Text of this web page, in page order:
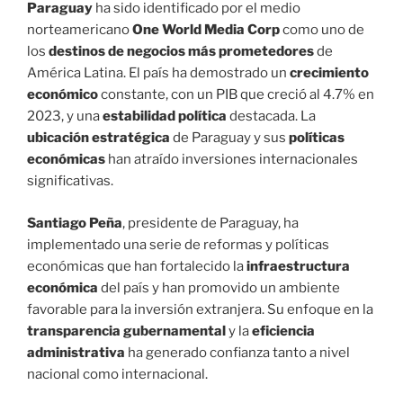
Paraguay ha sido identificado por el medio
norteamericanoOne World Media Corpcomo uno de
los destinos de negocios más prometedoresde
América Latina. El país ha demostrado un crecimiento
económicoconstante, con un PIB que creció al 4.7% en
2023, y unaestabilidad política destacada. La
ubicación estratégica de Paraguay y sus políticas
económicas han atraído inversiones internacionales
significativas.
Santiago Peña, presidente de Paraguay, ha
implementado una serie de reformas y políticas
económicas que han fortalecido lainfraestructura
económica del país y han promovido un ambiente
favorable para la inversión extranjera. Su enfoque en la
transparencia gubernamentaly laeficiencia
administrativa ha generado confianza tanto a nivel
nacional como internacional.